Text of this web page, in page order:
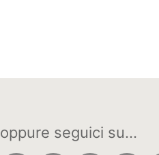
oppure seguici su...